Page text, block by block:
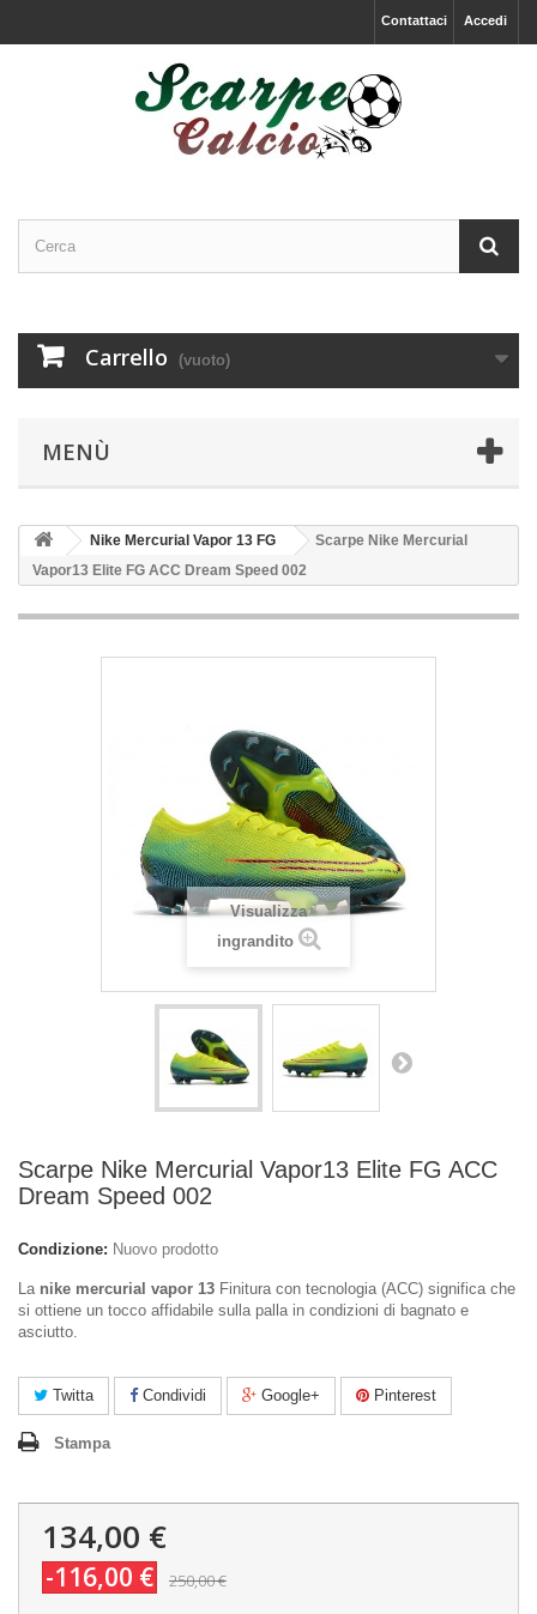
Accedi
Contattaci
Carrello (vuoto)
MENÙ
Nike Mercurial Vapor 13 FG
Scarpe Nike Mercurial
Vapor13 Elite FG ACC Dream Speed 002
Visualizza
ingrandito
Scarpe Nike Mercurial Vapor13 Elite FG ACC
Dream Speed 002
Condizione: Nuovo prodotto
La nike mercurial vapor 13 Finitura con tecnologia (ACC) significa che
si ottiene un tocco affidabile sulla palla in condizioni di bagnato e
asciutto.
Twitta Condividi Google+ Pinterest
Stampa
134,00 €
-116,00 € 250,00 €